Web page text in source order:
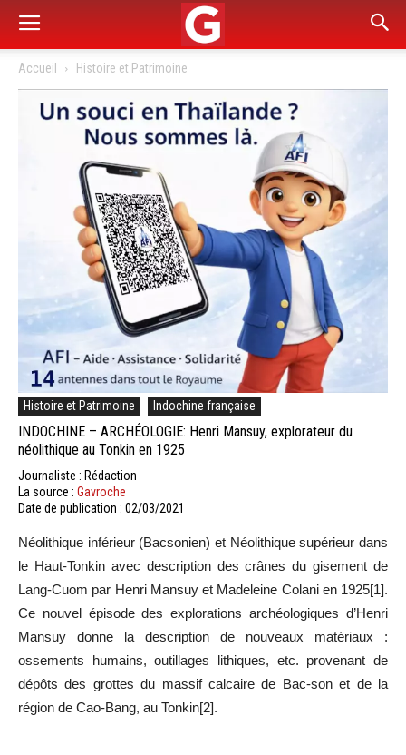
Accueil Histoire et Patrimoine
Histoire et Patrimoine Indochine française
INDOCHINE – ARCHÉOLOGIE: Henri Mansuy, explorateur du
néolithique au Tonkin en 1925
Journaliste : Rédaction
La source : Gavroche
Date de publication : 02/03/2021
Néolithique inférieur (Bacsonien) et Néolithique supérieur dans
le Haut-Tonkin avec description des crânes du gisement de
Lang-Cuom par Henri Mansuy et Madeleine Colani en 1925[1].
Ce nouvel épisode des explorations archéologiques d’Henri
Mansuy donne la description de nouveaux matériaux :
ossements humains, outillages lithiques, etc. provenant de
dépôts des grottes du massif calcaire de Bac-son et de la
région de Cao-Bang, au Tonkin[2].